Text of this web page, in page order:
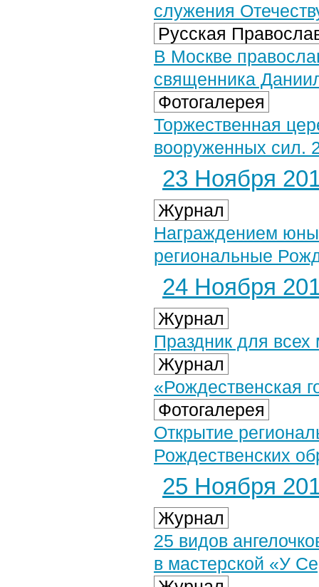
служения
Русская
В Москве
священника
Фотогалерея
Торжественная
вооруженных сил.
23 Ноября
Журнал
Награждением
региональные
24 Ноября
Журнал
Праздник для всех
Журнал
«Рождественская
Фотогалерея
Открытие
Рождественских
25 Ноября
Журнал
25 видов
в мастерской «У